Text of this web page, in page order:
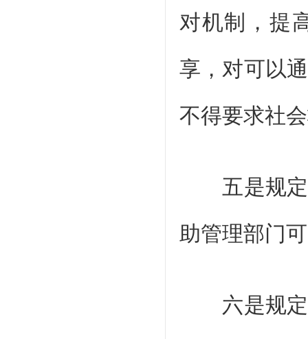
对机制，提
享，对可以
不得要求社
五是规定
助管理部门
六是规定